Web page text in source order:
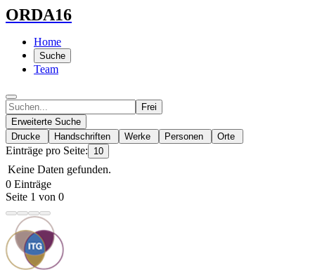
ORDA16
Home
Suche
Team
Frei
Erweiterte Suche
Drucke
Handschriften Werke Personen Orte
Einträge pro Seite: 10
Keine Daten gefunden.
0 Einträge
Seite 1 von 0